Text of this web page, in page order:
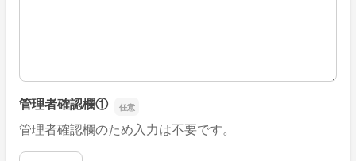
管理者確認欄①
管理者確認欄のため入力は不要です。